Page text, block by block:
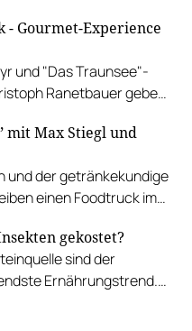
- Gourmet-Experience
und "Das Traunsee"-
Ranetbauer geben
mit Max Stiegl und
und der getränkekundige
einen Foodtruck im
gekostet?
sind der
Ernährungstrend.